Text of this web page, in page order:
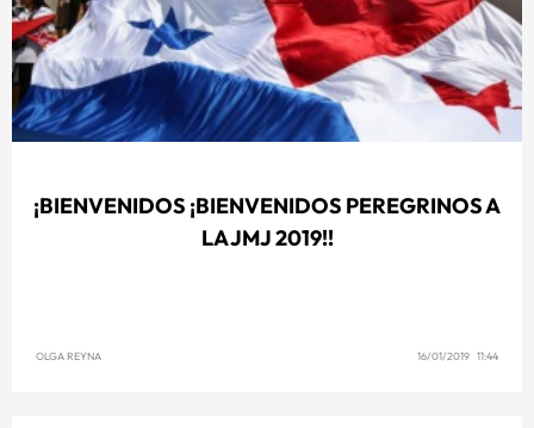
¡BIENVENIDOS ¡BIENVENIDOS PEREGRINOS A
LA JMJ 2019!!
OLGA REYNA 16/01/2019 11:44